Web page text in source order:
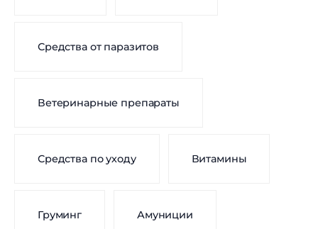
Средства от паразитов
Ветеринарные препараты
Средства по уходу Витамины
Груминг Амуниции